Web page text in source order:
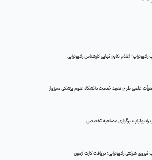
علمی طرح تعهد خدمت دانشگاه علوم پزشکی سبزوار